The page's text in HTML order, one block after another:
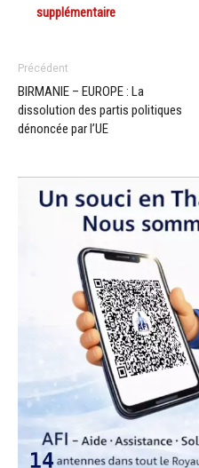
supplémentaire
Précédent
BIRMANIE – EUROPE : La
dissolution des partis politiques
dénoncée par l’UE